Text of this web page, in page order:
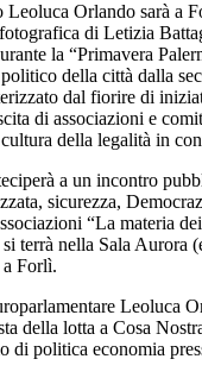
Orlando sarà a
di Letizia
la “Primavera
della città dalla
dal fiorire di
di associazioni e
della legalità in
a un incontro
sicurezza,
“La materia
terrà nella Sala Aurora
Forlì.
Leoluca
della lotta a Cosa
di politica economia